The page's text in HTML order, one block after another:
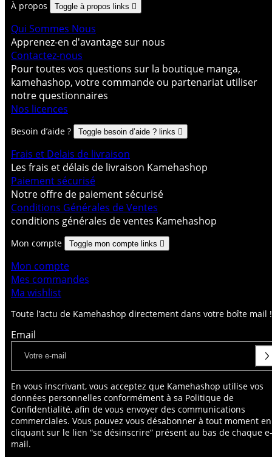
Toute l’actu de Kamehashop directement dans votre boîte mail !
Email
En vous inscrivant, vous acceptez que Kamehashop utilise vos
données personnelles conformément à sa Politique de
Confidentialité, afin de vous envoyer des communications
commerciales. Vous pouvez vous désabonner à tout moment en
cliquant sur le lien “se désinscrire” présent au bas de chaque e-
mail.
À propos Toggle à propos links 
Qui Sommes Nous
Apprenez-en d'avantage sur nous
Contactez-nous
Pour toutes vos questions sur la boutique manga,
kamehashop, votre commande ou partenariat utiliser
notre questionnaires
Nos licences
Besoin d’aide ? Toggle besoin d’aide ? links 
Frais et Delais de livraison
Les frais et délais de livraison Kamehashop
Paiement sécurisé
Notre offre de paiement sécurisé
Conditions Générales de Ventes
conditions générales de ventes Kamehashop
Mon compte Toggle mon compte links 
Mon compte
Mes commandes
Ma wishlist